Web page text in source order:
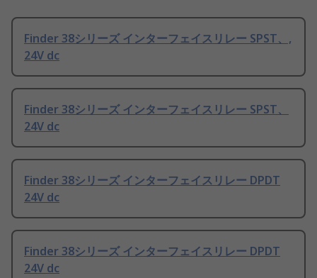
Finder 38シリーズ インターフェイスリレー SPST、,
24V dc
Finder 38シリーズ インターフェイスリレー SPST、
24V dc
Finder 38シリーズ インターフェイスリレー DPDT
24V dc
Finder 38シリーズ インターフェイスリレー DPDT
24V dc